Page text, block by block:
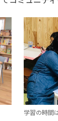
学習の時間